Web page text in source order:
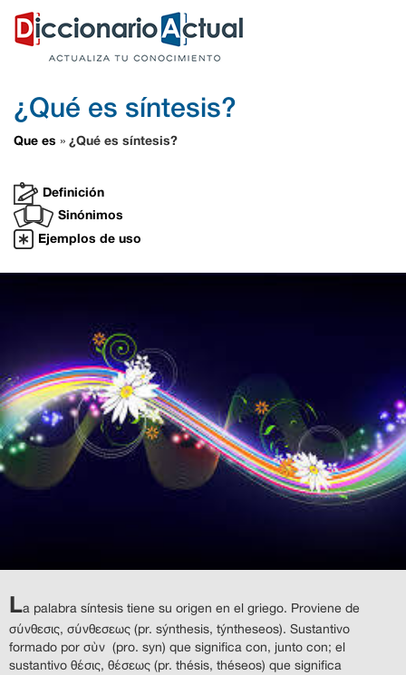
¿Qué es síntesis?
Que es » ¿Qué es síntesis?
Definición
Sinónimos
Ejemplos de uso
La palabra síntesis tiene su origen en el griego. Proviene de
σύνθεσις, σύνθεσεως (pr. sýnthesis, týntheseos). Sustantivo
formado por σὺν (pro. syn) que significa con, junto con; el
sustantivo θέσις, θέσεως (pr. thésis, théseos) que significa